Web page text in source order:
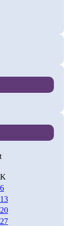
Κ
6
13
20
27